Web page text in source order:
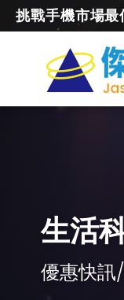
挑戰手機市場
生活
優惠快訊